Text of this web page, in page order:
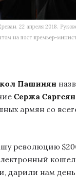
22 апреля 2018.
на пост премьер-
Пашинян
Сержа
армян со
революцию
дарили нам